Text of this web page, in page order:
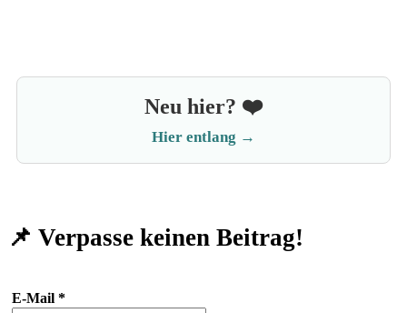
Neu hier? ❤️
Hier entlang →
📌 Verpasse keinen Beitrag!
E-Mail *